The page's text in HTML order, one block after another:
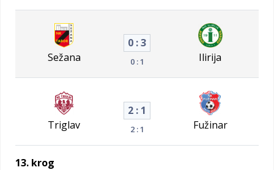
Sežana
0 : 3
0 : 1 Ilirija
Triglav
2 : 1
2 : 1 Fužinar
13. krog